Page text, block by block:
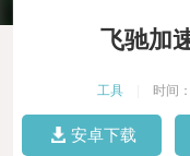
飞驰加
工具 时间
安卓下载